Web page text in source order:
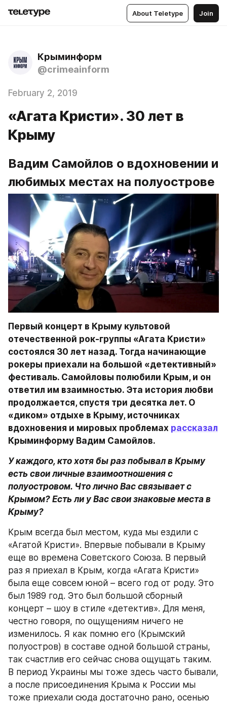
About Teletype Join
Крыминформ
@crimeainform
February 2, 2019
«Агата Кристи». 30 лет в
Крыму
Вадим Самойлов о вдохновении и
любимых местах на полуострове
Первый концерт в Крыму культовой
отечественной рок-группы «Агата Кристи»
состоялся 30 лет назад. Тогда начинающие
рокеры приехали на большой «детективный»
фестиваль. Самойловы полюбили Крым, и он
ответил им взаимностью. Эта история любви
продолжается, спустя три десятка лет. О
«диком» отдыхе в Крыму, источниках
вдохновения и мировых проблемах рассказал
Крыминформу Вадим Самойлов.
У каждого, кто хотя бы раз побывал в Крыму
есть свои личные взаимоотношения с
полуостровом. Что лично Вас связывает с
Крымом? Есть ли у Вас свои знаковые места в
Крыму?
Крым всегда был местом, куда мы ездили с
«Агатой Кристи». Впервые побывали в Крыму
еще во времена Советского Союза. В первый
раз я приехал в Крым, когда «Агата Кристи»
была еще совсем юной – всего год от роду. Это
был 1989 год. Это был большой сборный
концерт – шоу в стиле «детектив». Для меня,
честно говоря, по ощущениям ничего не
изменилось. Я как помню его (Крымский
полуостров) в составе одной большой страны,
так счастлив его сейчас снова ощущать таким.
В период Украины мы тоже здесь часто бывали,
а после присоединения Крыма к России мы
тоже приехали сюда достаточно рано, осенью